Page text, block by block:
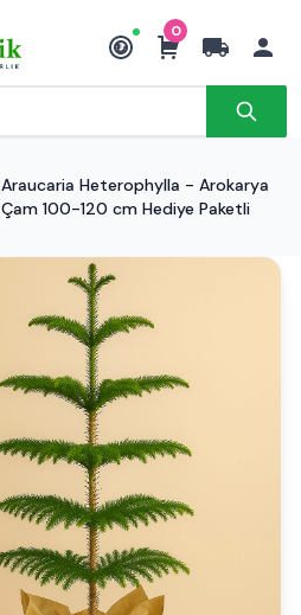
₺
0
Araucaria Heterophylla - Arokarya
Çam 100-120 cm Hediye Paketli